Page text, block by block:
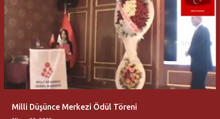
K
a
Milli Düşünce Merkezi Ödül Töreni